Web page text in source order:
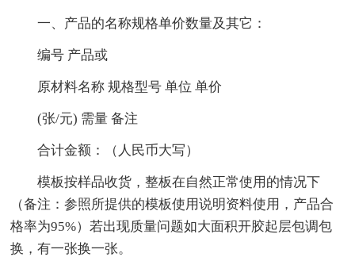
一、产品的名称规格单价数量及其它：
编号 产品或
原材料名称 规格型号 单位 单价
(张/元) 需量 备注
合计金额：（人民币大写）
模板按样品收货，整板在自然正常使用的情况下
（备注：参照所提供的模板使用说明资料使用，产品合
格率为95%）若出现质量问题如大面积开胶起层包调包
换，有一张换一张。